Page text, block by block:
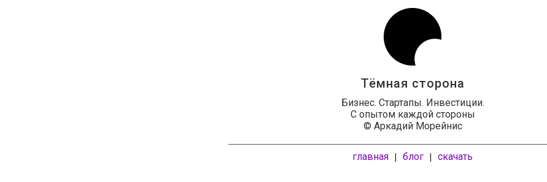
Тёмная сторона
Бизнес. Стартапы. Инвестиции.
С опытом каждой стороны
© Аркадий Морейнис
главная | блог | скачать